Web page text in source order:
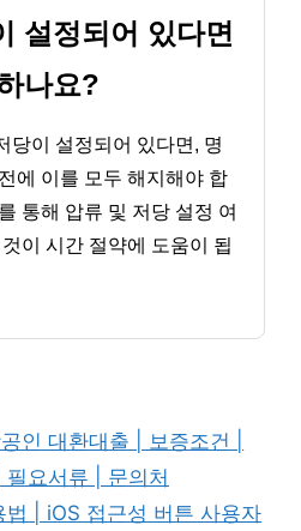
설정되어 있다면
나요?
당이 설정되어 있다면, 명
에 이를 모두 해지해야 합
통해 압류 및 저당 설정 여
이 시간 절약에 도움이 됩
인 대환대출 | 보증조건 |
요서류 | 문의처
법 | iOS 접근성 버튼 사용자